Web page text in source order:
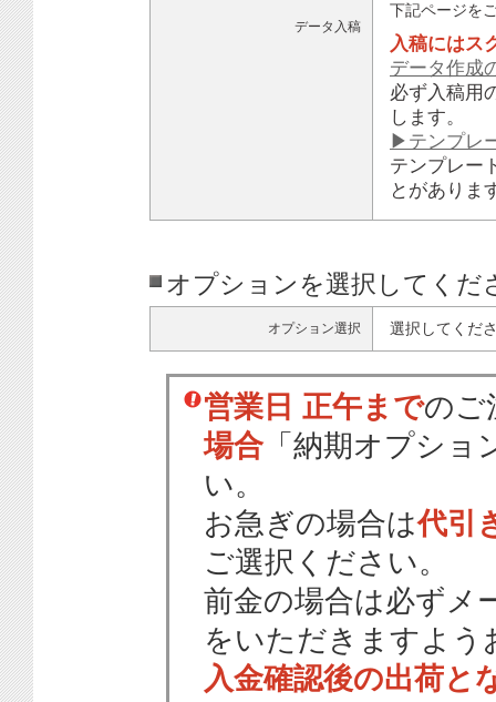
データ入稿
下記ページを
入稿にはス
データ作成
必ず入稿用
します。
▶テンプレ
テンプレー
とがありま
オプションを選択してくだ
オプション選択 選択してくだ
営業日 正午までのご
場合 「納期オプショ
い。
お急ぎの場合は代引
ご選択ください。
前金の場合は必ずメ
をいただきますよう
入金確認後の出荷と